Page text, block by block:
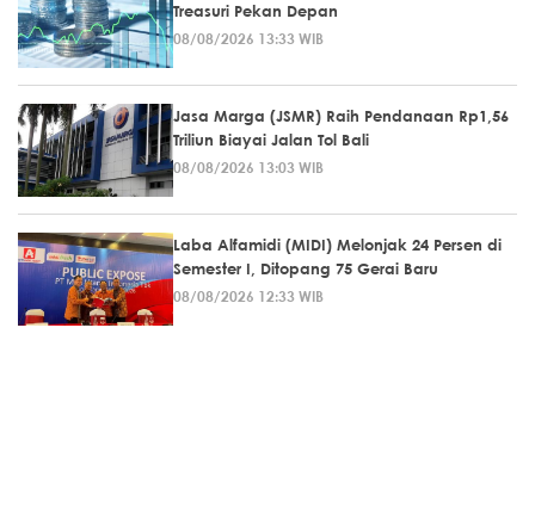
Treasuri Pekan Depan
08/08/2026 13:33 WIB
Jasa Marga (JSMR) Raih Pendanaan Rp1,56
Triliun Biayai Jalan Tol Bali
08/08/2026 13:03 WIB
Laba Alfamidi (MIDI) Melonjak 24 Persen di
Semester I, Ditopang 75 Gerai Baru
08/08/2026 12:33 WIB